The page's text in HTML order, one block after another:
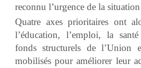
reconnu l’urgence de la
Quatre axes prioritaires ont
l’éducation, l’emploi, la
fonds structurels de l’Union
mobilisés pour améliorer leur